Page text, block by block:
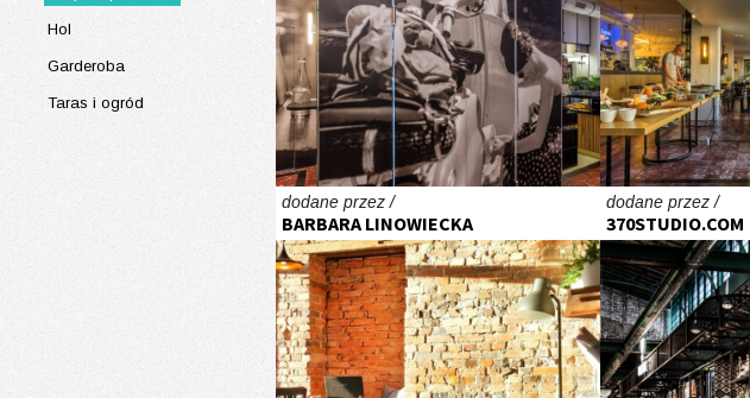
Hol
Garderoba
Taras i ogród
dodane przez /
BARBARA LINOWIECKA
dodane przez /
370STUDIO.COM